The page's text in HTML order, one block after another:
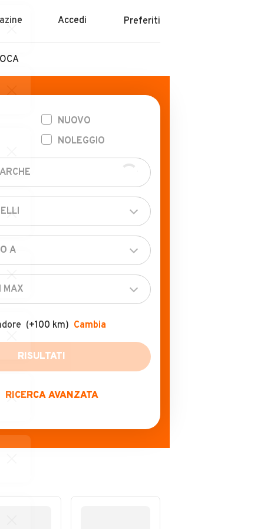
Accedi Preferiti
NUOVO
NOLEGGIO
(+100 km) Cambia
RISULTATI
RICERCA AVANZATA